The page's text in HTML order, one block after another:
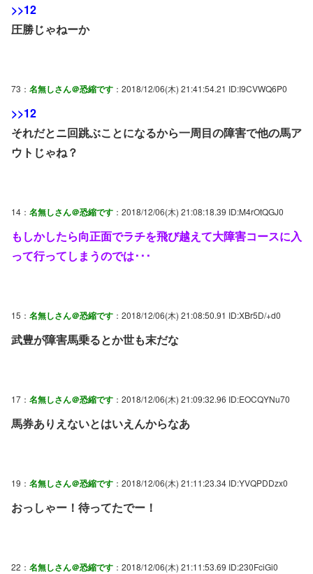
>>12
圧勝じゃねーか
73： 名無しさん＠恐縮です ：2018/12/06(木) 21:41:54.21 ID:I9CVWQ6P0
>>12
それだとニ回跳ぶことになるから一周目の障害で他の馬ア
ウトじゃね？
14： 名無しさん＠恐縮です ：2018/12/06(木) 21:08:18.39 ID:M4rOtQGJ0
もしかしたら向正面でラチを飛び越えて大障害コースに入
って行ってしまうのでは･･･
15： 名無しさん＠恐縮です ：2018/12/06(木) 21:08:50.91 ID:XBr5D/+d0
武豊が障害馬乗るとか世も末だな
17： 名無しさん＠恐縮です ：2018/12/06(木) 21:09:32.96 ID:EOCQYNu70
馬券ありえないとはいえんからなあ
19： 名無しさん＠恐縮です ：2018/12/06(木) 21:11:23.34 ID:YVQPDDzx0
おっしゃー！待ってたでー！
22： 名無しさん＠恐縮です ：2018/12/06(木) 21:11:53.69 ID:230FciGi0